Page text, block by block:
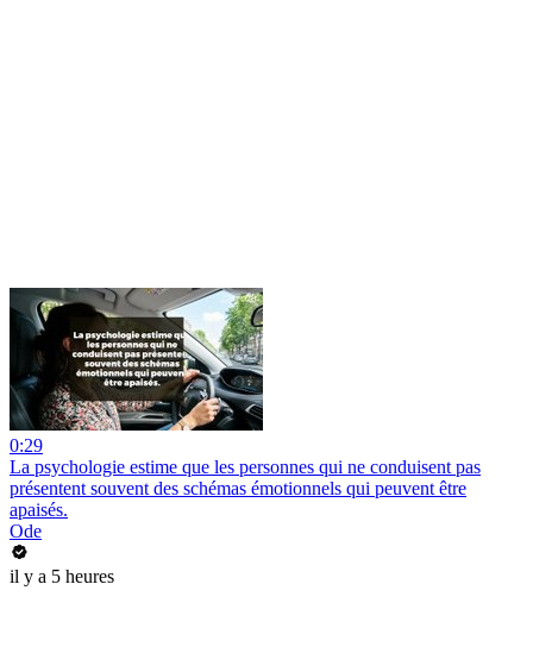
0:29
La psychologie estime que les personnes qui ne conduisent pas
présentent souvent des schémas émotionnels qui peuvent être
apaisés.
Ode
il y a 5 heures